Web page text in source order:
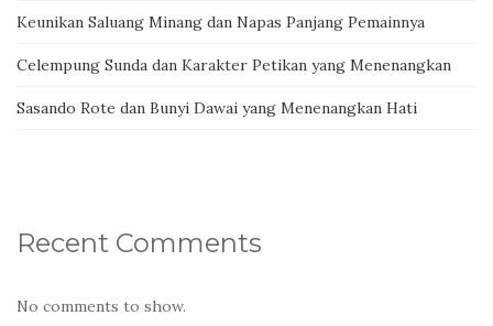
Keunikan Saluang Minang dan Napas Panjang Pemainnya
Celempung Sunda dan Karakter Petikan yang Menenangkan
Sasando Rote dan Bunyi Dawai yang Menenangkan Hati
Recent Comments
No comments to show.